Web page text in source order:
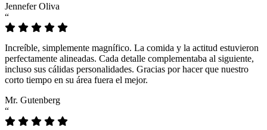
Jennefer Oliva
“
Increíble, simplemente magnífico. La comida y la actitud estuvieron
perfectamente alineadas. Cada detalle complementaba al siguiente,
incluso sus cálidas personalidades. Gracias por hacer que nuestro
corto tiempo en su área fuera el mejor.
Mr. Gutenberg
“